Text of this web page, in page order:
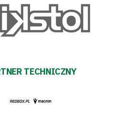
TECHNICZNY